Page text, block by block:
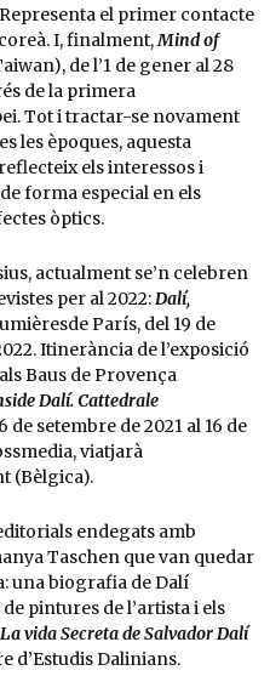
el primer contacte
I, finalment,Mind of
de l’1 de gener al 28
de la primera
Tot i tractar-se novament
les èpoques, aquesta
els interessos i
forma especial en els
òptics.
actualment se’n celebren
per al 2022:Dalí,
París, del 19 de
Itinerància de l’exposició
Baus de Provença
Dalí. Cattedrale
de setembre de 2021 al 16 de
viatjarà
(Bèlgica).
endegats amb
Taschen que van quedar
una biografia de Dalí
pintures de l’artista i els
La vida Secreta de Salvador Dalí
d’Estudis Dalinians.